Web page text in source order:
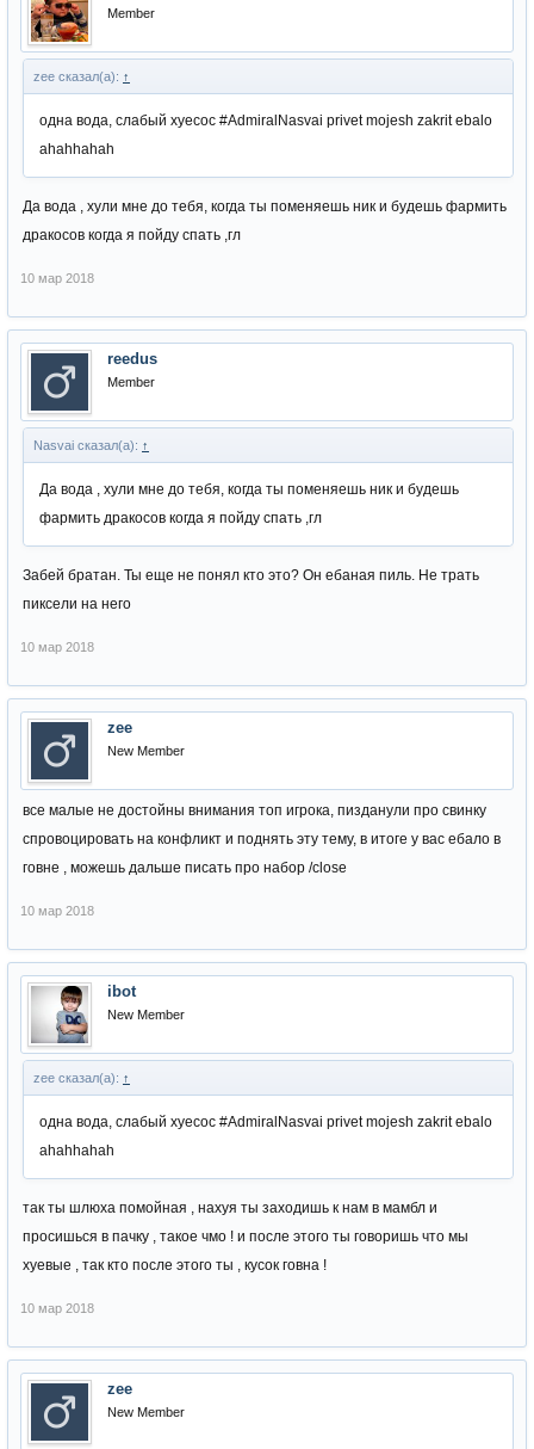
Member
zee сказал(а): ↑
одна вода, слабый хуесос #AdmiralNasvai privet mojesh zakrit ebalo
ahahhahah
Да вода , хули мне до тебя, когда ты поменяешь ник и будешь фармить
дракосов когда я пойду спать ,гл
10 мар 2018
reedus
Member
Nasvai сказал(а): ↑
Да вода , хули мне до тебя, когда ты поменяешь ник и будешь
фармить дракосов когда я пойду спать ,гл
Забей братан. Ты еще не понял кто это? Он ебаная пиль. Не трать
пиксели на него
10 мар 2018
zee
New Member
все малые не достойны внимания топ игрока, пизданули про свинку
спровоцировать на конфликт и поднять эту тему, в итоге у вас ебало в
говне , можешь дальше писать про набор /close
10 мар 2018
ibot
New Member
zee сказал(а): ↑
одна вода, слабый хуесос #AdmiralNasvai privet mojesh zakrit ebalo
ahahhahah
так ты шлюха помойная , нахуя ты заходишь к нам в мамбл и
просишься в пачку , такое чмо ! и после этого ты говоришь что мы
хуевые , так кто после этого ты , кусок говна !
10 мар 2018
zee
New Member